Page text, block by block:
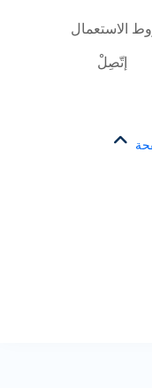
الاستعمال
إتّصِلْ